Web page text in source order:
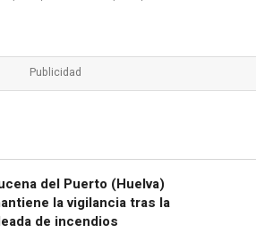
del Puerto (Huelva)
la vigilancia tras la
de incendios